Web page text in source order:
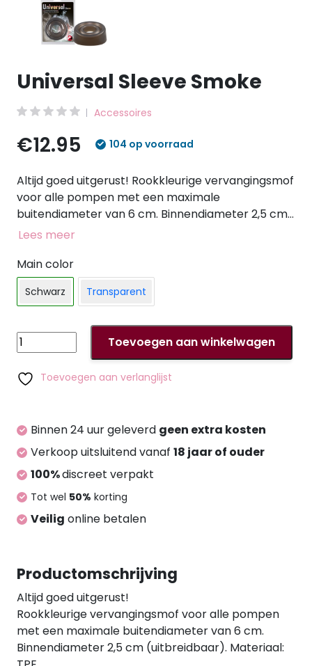
Universal Sleeve Smoke
Accessoires
€12.95 104 op voorraad
Altijd goed uitgerust! Rookkleurige vervangingsmof
voor alle pompen met een maximale
buitendiameter van 6 cm. Binnendiameter 2,5 cm
(uitbreidbaar). Materiaal: TPE.
Lees meer
Main color
Schwarz Transparent
Universal
Sleeve
Smoke
aantal
Toevoegen aan winkelwagen
Toevoegen aan verlanglijst
Binnen 24 uur geleverd geen extra kosten
Verkoop uitsluitend vanaf 18 jaar of ouder
100%discreet verpakt
Tot wel 50% korting
Veilig online betalen
Productomschrijving
Altijd goed uitgerust!
Rookkleurige vervangingsmof voor alle pompen
met een maximale buitendiameter van 6 cm.
Binnendiameter 2,5 cm (uitbreidbaar). Materiaal: